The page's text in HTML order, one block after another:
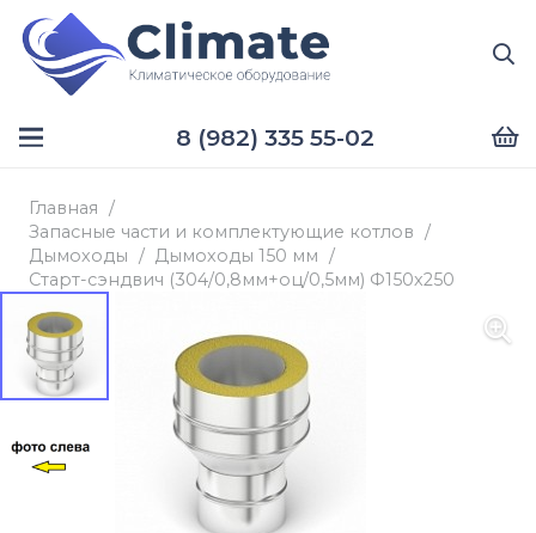
8 (982) 335 55-02
Главная /
Запасные части и комплектующие котлов /
Дымоходы / Дымоходы 150 мм /
Старт-сэндвич (304/0,8мм+оц/0,5мм) Ф150х250